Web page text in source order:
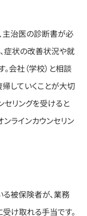
主治医の診断書が必
症状の改善状況や就
会社（学校）と相談
していくことが大切
セリングを受けると
ラインカウンセリン
被保険者が、業務
け取れる手当です。